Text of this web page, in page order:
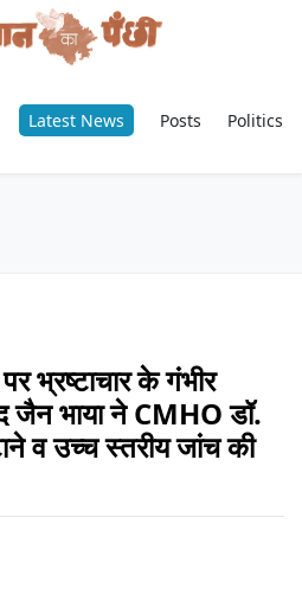
Latest News Posts Politics
भ्रष्टाचार के गंभीर
जैन भाया ने CMHO डॉ.
व उच्च स्तरीय जांच की